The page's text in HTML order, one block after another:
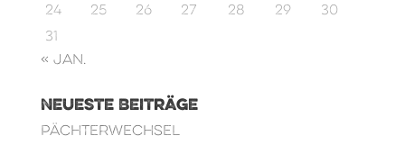
24
25 26 27 28 29
30
31
« Jan.
Neueste Beiträge
Pächterwechsel